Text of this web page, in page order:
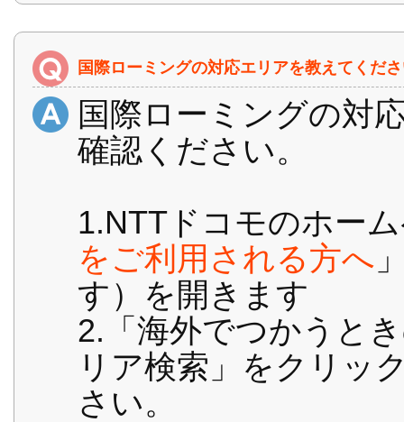
国際ローミングの対応エリアを教えてくだ
国際ローミングの対
確認ください。
1.NTTドコモのホー
をご利用される方へ
す）を開きます
2.「海外でつかうと
リア検索」をクリッ
さい。